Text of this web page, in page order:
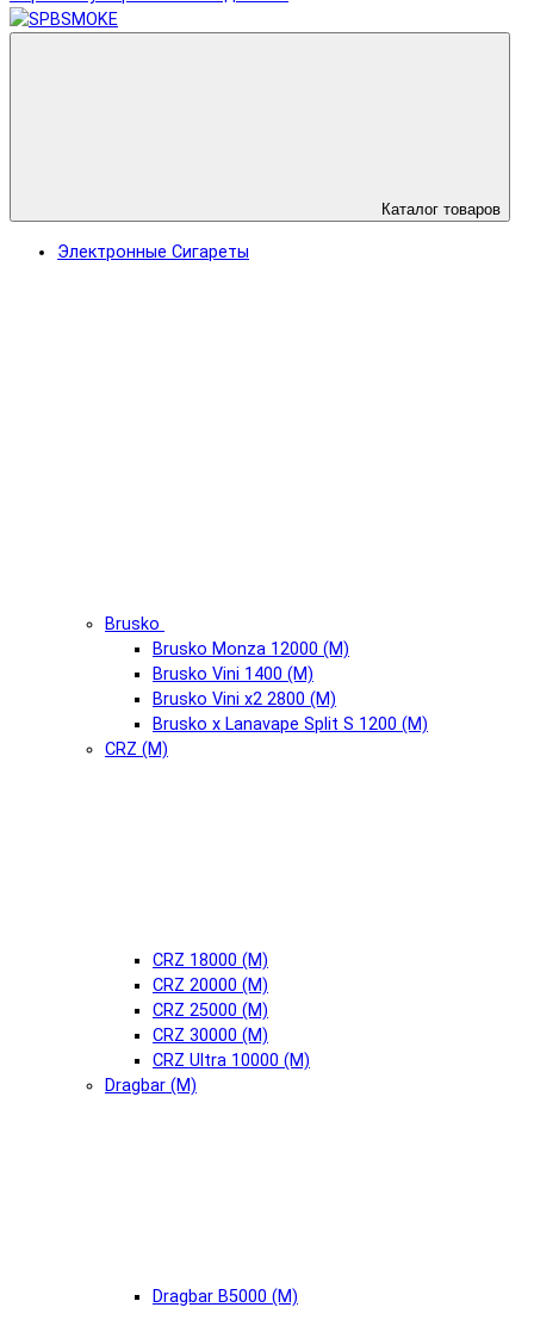
Каталог товаров
Электронные Сигареты
Brusko
Brusko Monza 12000 (М)
Brusko Vini 1400 (М)
Brusko Vini x2 2800 (М)
Brusko x Lanavape Split S 1200 (М)
CRZ (М)
CRZ 18000 (М)
CRZ 20000 (М)
CRZ 25000 (М)
CRZ 30000 (М)
CRZ Ultra 10000 (М)
Dragbar (М)
Dragbar B5000 (М)